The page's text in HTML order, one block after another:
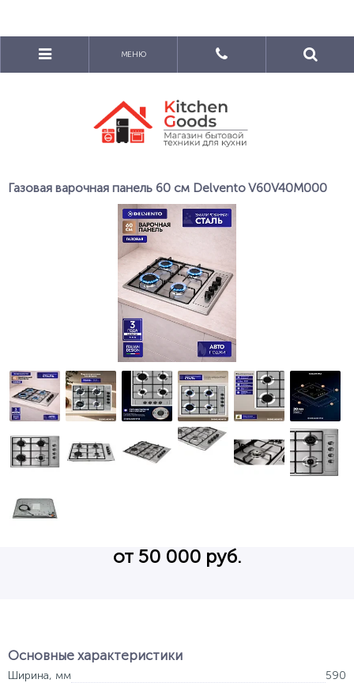
МЕНЮ
Газовая варочная панель 60 см Delvento V60V40M000
от 50 000 руб.
Основные характеристики
Ширина, мм
590